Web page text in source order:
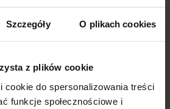
Szczegóły O plikach cookies
z plików cookie
cookie do spersonalizowania treści
funkcje społecznościowe i